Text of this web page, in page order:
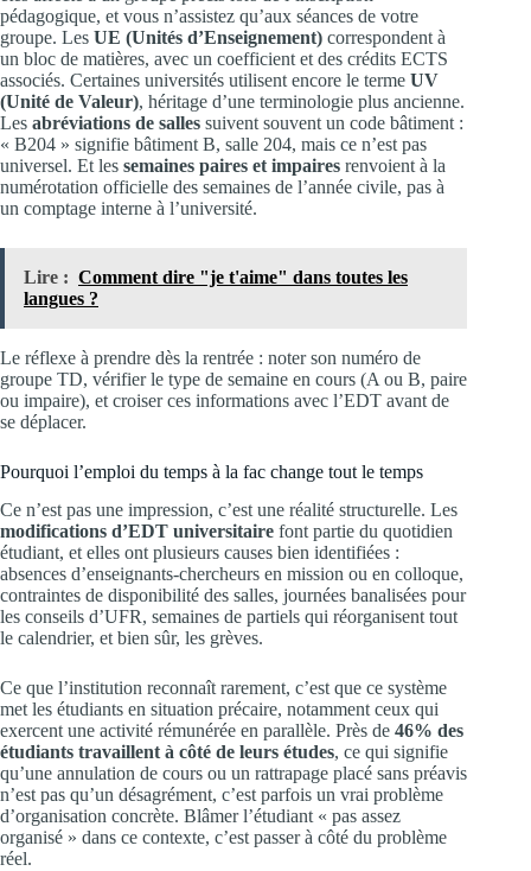
pédagogique, et vous n’assistez qu’aux séances de votre
groupe. Les UE (Unités d’Enseignement) correspondent à
un bloc de matières, avec un coefficient et des crédits ECTS
associés. Certaines universités utilisent encore le terme UV
(Unité de Valeur), héritage d’une terminologie plus ancienne.
Les abréviations de salles suivent souvent un code bâtiment :
« B204 » signifie bâtiment B, salle 204, mais ce n’est pas
universel. Et les semaines paires et impaires renvoient à la
numérotation officielle des semaines de l’année civile, pas à
un comptage interne à l’université.
Lire : Comment dire "je t'aime" dans toutes les
langues ?
Le réflexe à prendre dès la rentrée : noter son numéro de
groupe TD, vérifier le type de semaine en cours (A ou B, paire
ou impaire), et croiser ces informations avec l’EDT avant de
se déplacer.
Pourquoi l’emploi du temps à la fac change tout le temps
Ce n’est pas une impression, c’est une réalité structurelle. Les
modifications d’EDT universitaire font partie du quotidien
étudiant, et elles ont plusieurs causes bien identifiées :
absences d’enseignants-chercheurs en mission ou en colloque,
contraintes de disponibilité des salles, journées banalisées pour
les conseils d’UFR, semaines de partiels qui réorganisent tout
le calendrier, et bien sûr, les grèves.
Ce que l’institution reconnaît rarement, c’est que ce système
met les étudiants en situation précaire, notamment ceux qui
exercent une activité rémunérée en parallèle. Près de 46% des
étudiants travaillent à côté de leurs études, ce qui signifie
qu’une annulation de cours ou un rattrapage placé sans préavis
n’est pas qu’un désagrément, c’est parfois un vrai problème
d’organisation concrète. Blâmer l’étudiant « pas assez
organisé » dans ce contexte, c’est passer à côté du problème
réel.